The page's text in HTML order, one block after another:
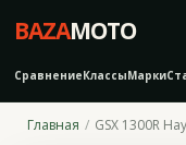
BAZAMOTO
СравнениеКлассыМарки
Главная GSX 1300R